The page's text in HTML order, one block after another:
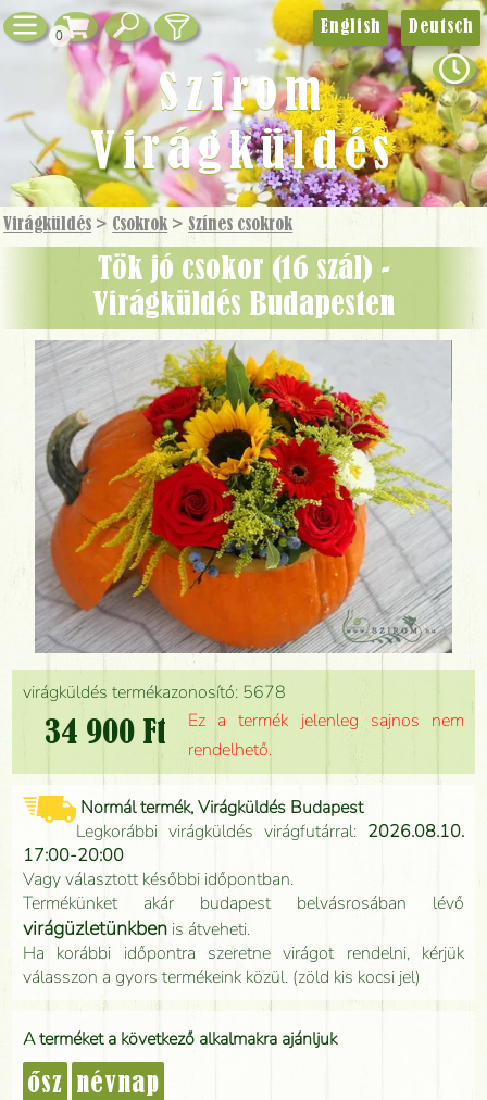
0
Virágküldés > Csokrok >Színes csokrok
tök jó csokor (16 szál) -
Virágküldés Budapesten
virágküldés termékazonosító: 5678
34 900 Ft
Ez a termék jelenleg sajnos nem
rendelhető.
Normál termék, Virágküldés Budapest
Legkorábbi virágküldés virágfutárral: 2026.08.10.
17:00-20:00
Vagy választott későbbi időpontban.
Termékünket akár budapest belvásrosában lévő
virágüzletünkben is átveheti.
Ha korábbi időpontra szeretne virágot rendelni, kérjük
válasszon a gyors termékeink közül. (zöld kis kocsi jel)
A terméket a következő alkalmakra ajánljuk
ősz névnap
English Deutsch
Szirom
Virágküldés